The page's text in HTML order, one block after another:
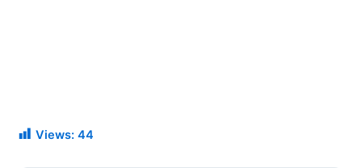
Views: 44